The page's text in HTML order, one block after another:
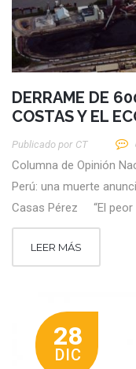
DERRAME DE
COSTAS Y EL
Publicado por CT
Columna de Opinión
Perú: una muerte
Casas Pérez “El peor
LEER MÁS
28
DIC